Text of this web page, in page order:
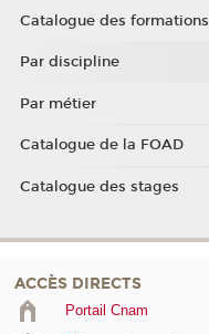
Catalogue des formations
Par discipline
Par métier
Catalogue de la FOAD
Catalogue des stages
ACCÈS DIRECTS
Portail Cnam